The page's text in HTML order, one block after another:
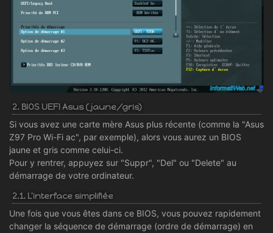
2. BIOS UEFI Asus (jaune/gris)
Si vous avez une carte mère Asus plus récente (comme la "Asus
Z97 Pro Wi-Fi ac", par exemple), alors vous aurez un BIOS
jaune et gris comme celui-ci.
Pour y rentrer, appuyez sur "Suppr", "Del" ou "Delete" au
démarrage de votre ordinateur.
2.1. L'interface simplifiée
Une fois que vous êtes dans ce BIOS, vous pouvez rapidement
changer la séquence de démarrage (ordre de démarrage) en